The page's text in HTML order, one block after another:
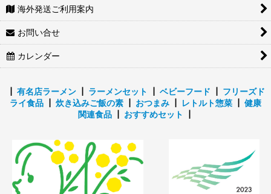
海外発送ご利用案内
お問い合せ
カレンダー
有名店ラーメン┃ ラーメンセット ベビーフード
フリーズド
ライ食品
炊き込みご飯の素 おつまみ レトルト惣菜
健康
関連食品┃ おすすめセット